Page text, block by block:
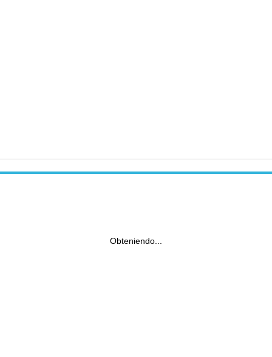
Obteniendo...